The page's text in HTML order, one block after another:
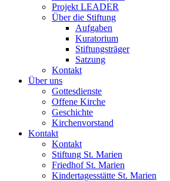
Projekt LEADER
Über die Stiftung
Aufgaben
Kuratorium
Stiftungsträger
Satzung
Kontakt
Über uns
Gottesdienste
Offene Kirche
Geschichte
Kirchenvorstand
Kontakt
Kontakt
Stiftung St. Marien
Friedhof St. Marien
Kindertagesstätte St. Marien